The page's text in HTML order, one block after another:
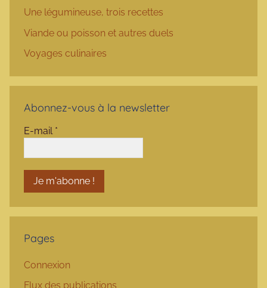
Une légumineuse, trois recettes
Viande ou poisson et autres duels
Voyages culinaires
Abonnez-vous à la newsletter
E-mail *
Pages
Connexion
Flux des publications